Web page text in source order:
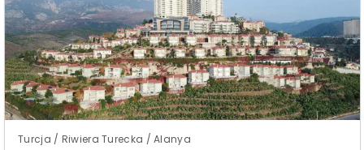
Turcja / Riwiera Turecka / Alanya